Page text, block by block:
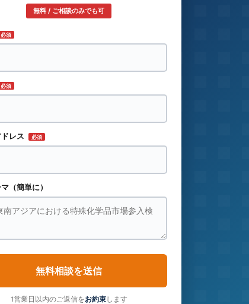
無料 / ご相談のみでも可
必須
必須
レス 必須
（簡単に）
無料相談を送信
1営業日以内のご返信をお約束します